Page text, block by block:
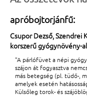
apróbojtorjánfű:
Csupor Dezső, Szendrei
korszerű gyógynövény-
"A párlófüvet a népi
szájon át fogyasztva
más betegség (pl. tüdő-,
amelyek esetén
Külsőleg torok- és